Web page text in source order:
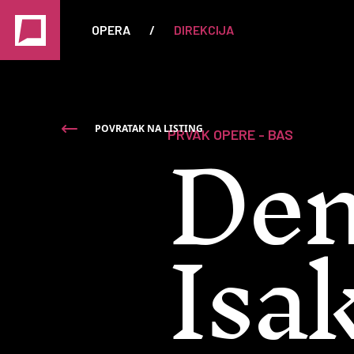
OPERA / DIREKCIJA
POVRATAK NA LISTINGPRVAK OPERE - BAS